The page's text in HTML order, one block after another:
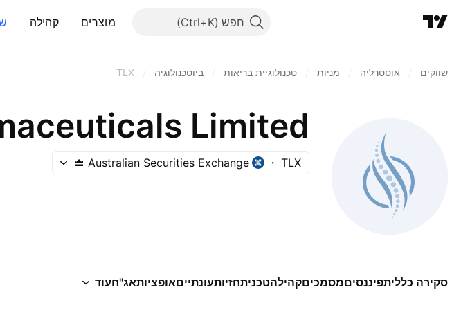
חפש מוצרים קהילה
שווקים ‏אוסטרליה מניות‏ טכנולוגיית בריאות ביוטכנולוגיה TLX
Limited
TLX
Australian Securities Exchange
סקירה כלליתפיננסיםמסמכיםקהילהטכניתחזיותעונתייםאופציותאג"חעוד